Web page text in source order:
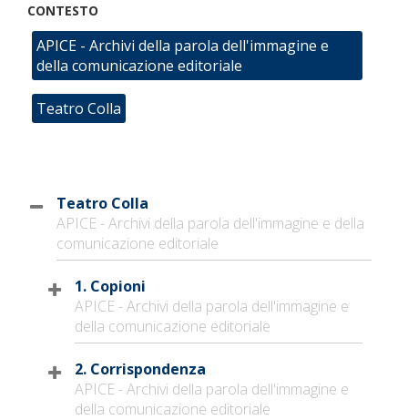
CONTESTO
APICE - Archivi della parola dell'immagine e
della comunicazione editoriale
Teatro Colla
Teatro Colla
APICE - Archivi della parola dell'immagine e della
comunicazione editoriale
1. Copioni
APICE - Archivi della parola dell'immagine e
della comunicazione editoriale
2. Corrispondenza
APICE - Archivi della parola dell'immagine e
della comunicazione editoriale